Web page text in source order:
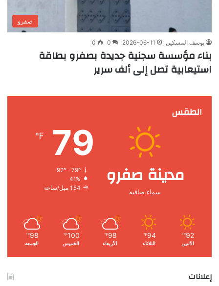
صفرو
يوسف المسكين 2026-06-11
0
0
بناء مؤسسة سجنية جديدة بصفرو بطاقة
استيعابية تصل إلى ألف سرير
الطقس
مدينة صفرو
سماء صافية
79
℉
92º - 79º
41%
1.54 ميل/ساعة
92
℉
الأثنين
94
℉
الثلاثاء
98
℉
الأربعاء
100
℉
الخميس
98
℉
الجمعة
إعلانات